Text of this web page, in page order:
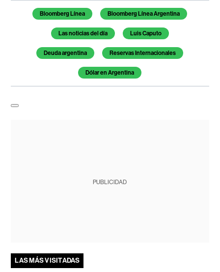
Temas de este artículo
Bloomberg Línea Bloomberg Línea Argentina
Las noticias del día Luis Caputo
Deuda argentina Reservas Internacionales
Dólar en Argentina
PUBLICIDAD
LAS MÁS VISITADAS